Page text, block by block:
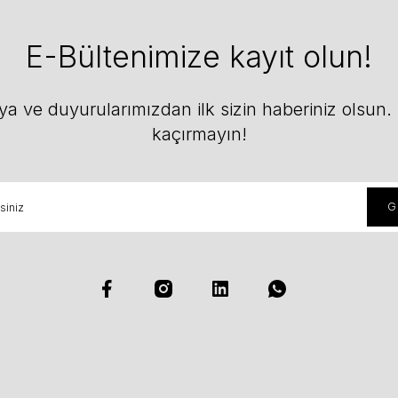
E-Bültenimize kayıt olun!
ve duyurularımızdan ilk sizin haberiniz olsun.
kaçırmayın!